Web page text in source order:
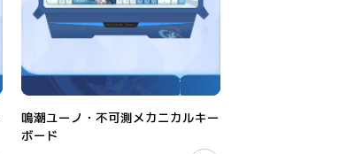
鳴潮ユーノ・不可測メカニカルキー
ボード